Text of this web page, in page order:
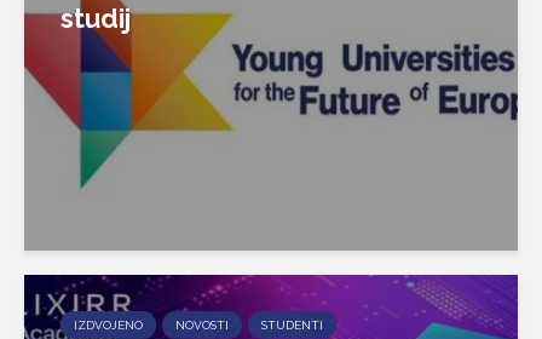
studij
IZDVOJENO NOVOSTI STUDENTI